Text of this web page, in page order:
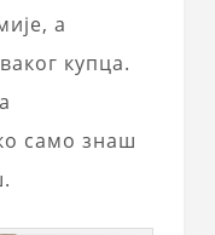
а
купца.
само знаш